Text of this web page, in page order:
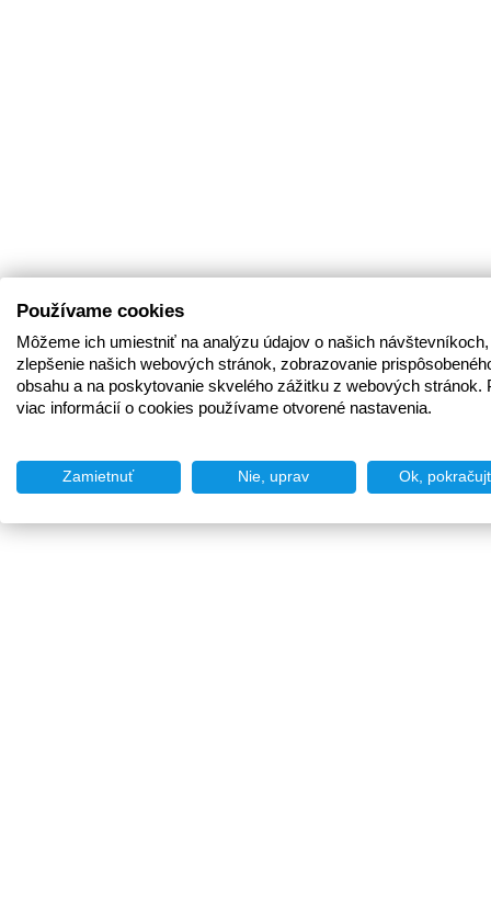
Používame cookies
Môžeme ich umiestniť na analýzu údajov o našich
zlepšenie našich webových stránok, zobrazovanie
obsahu a na poskytovanie skvelého zážitku z webových stránok.
viac informácií o cookies používame otvorené nastavenia.
Zamietnuť Nie, uprav Ok,